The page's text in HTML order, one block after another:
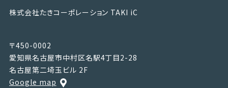
株式会社たきコーポレーション TAKI iC
〒450-0002
愛知県名古屋市中村区名駅4丁目2-28
名古屋第二埼玉ビル 2F
Google map